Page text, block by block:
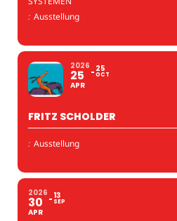
: Ausstellung
2026
25
APR
25
OCT
FRITZ SCHOLDER
: Ausstellung
2026
30
APR
13
SEP